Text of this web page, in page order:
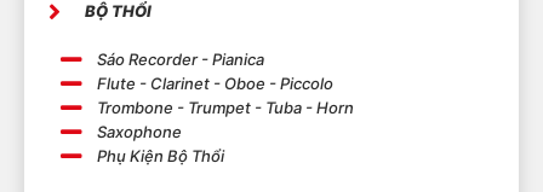
BỘ THỔI
Sáo Recorder - Pianica
Flute - Clarinet - Oboe - Piccolo
Trombone - Trumpet - Tuba - Horn
Saxophone
Phụ Kiện Bộ Thổi